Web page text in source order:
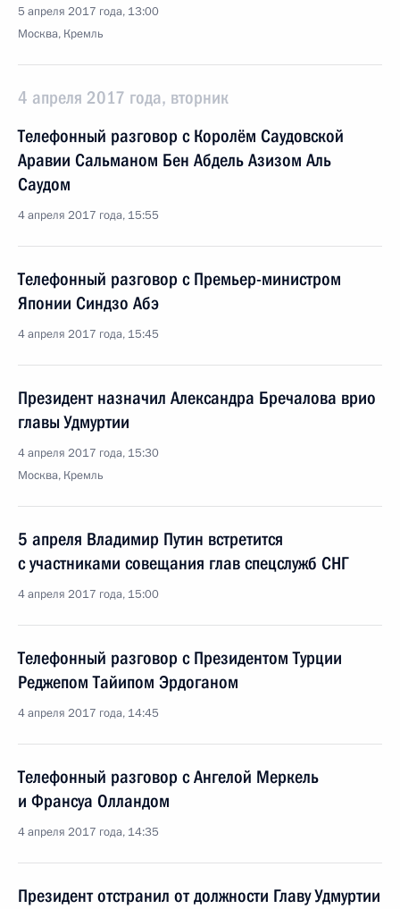
5 апреля 2017 года, 13:00
Москва, Кремль
4 апреля 2017 года, вторник
Телефонный разговор с Королём Саудовской
Аравии Сальманом Бен Абдель Азизом Аль
Саудом
4 апреля 2017 года, 15:55
Телефонный разговор с Премьер-министром
Японии Синдзо Абэ
4 апреля 2017 года, 15:45
Президент назначил Александра Бречалова врио
главы Удмуртии
4 апреля 2017 года, 15:30
Москва, Кремль
5 апреля Владимир Путин встретится
с участниками совещания глав спецслужб СНГ
4 апреля 2017 года, 15:00
Телефонный разговор с Президентом Турции
Реджепом Тайипом Эрдоганом
4 апреля 2017 года, 14:45
Телефонный разговор с Ангелой Меркель
и Франсуа Олландом
4 апреля 2017 года, 14:35
Президент отстранил от должности Главу Удмуртии